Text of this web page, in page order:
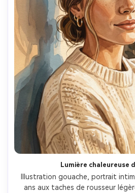
Lumière chaleureuse
Illustration gouache, portrait
ans aux taches de rousseur